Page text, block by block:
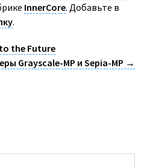
InnerCore. Добавьте в
.
the Future
Grayscale-MP и Sepia-MP →